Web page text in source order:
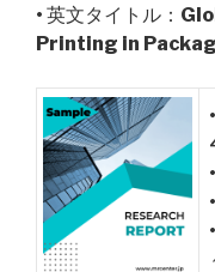
• 英文タイトル：
Printing in